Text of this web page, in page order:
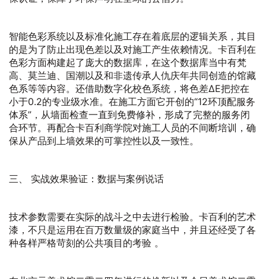
智能色彩系统以及标准化施工存在着底层的逻辑关系，其目
的是为了防止出现色差以及对施工产生依赖情况。卡百利在
色彩方面构建起了庞大的数据库，在这个数据库当中有梵
高、莫兰迪、国潮以及和非遗传承人仇庆年共同创造的馆藏
色系等等内容。还借助数字化校色系统，将色差ΔE把控在
小于0.2的专业级水准。在施工方面它开创的“12环顶配服务
体系”，从墙面检查一直到免费修补，形成了完整的服务闭
合环节。再配合卡百利商学院对施工人员的不间断培训，确
保从产品到上墙效果的可掌控性以及一致性。
三、 实战效果验证：数据与案例说话
技术参数需要在实际的战斗之中去进行检验。卡百利的艺术
漆，不只是运用在百万数量级的家庭当中，并且还经受了各
种各样严格苛刻的公共项目的考验 。